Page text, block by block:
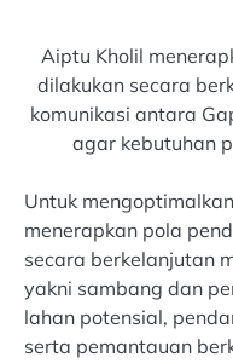
Aiptu Kholil
dilakukan secara
komunikasi antara
agar kebutuhan
Untuk
menerapkan pola
secara berkelanjutan
yakni sambang dan
lahan potensial,
serta pemantauan